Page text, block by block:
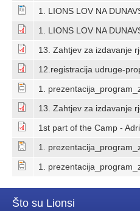
1. LIONS LOV NA
1. LIONS LOV NA
13. Zahtjev za izdavanje
12.registracija udruge-
1.
13. Zahtjev za izdavanje
1st part of the Camp -
1.
1.
Što su Lionsi